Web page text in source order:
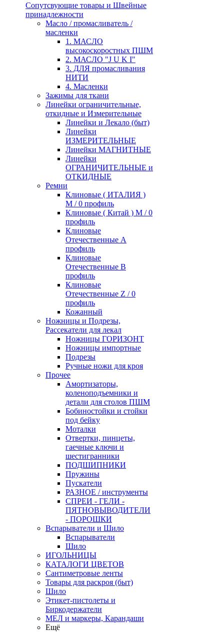
Сопутсвующие товары и Швейные
принадлежности
Масло / промасливатель /
масленки
1. МАСЛО
высокоскоростных ПШМ
2. МАСЛО "J U K I"
3. ДЛЯ промасливания
НИТИ
4. Масленки
Зажимы для ткани
Линейки ограничительные,
откидные и Измерительные
Линейки и Лекало (быт)
Линейки
ИЗМЕРИТЕЛЬНЫЕ
Линейки МАГНИТНЫЕ
Линейки
ОГРАНИЧИТЕЛЬНЫЕ и
ОТКИДНЫЕ
Ремни
Клиновые ( ИТАЛИЯ )
М / 0 профиль
Клиновые ( Китай ) М / 0
профиль
Клиновые
Отечественные А
профиль
Клиновые
Отечественные В
профиль
Клиновые
Отечественные Z / 0
профиль
Кожанный
Ножницы и Подрезы,
Рассекатели для лекал
Ножницы ГОРИЗОНТ
Ножницы импортные
Подрезы
Ручные ножи для кроя
Прочее
Амортизаторы,
коленоподъемники и
детали для столов ПШМ
Бобиностойки и стойки
под бейку
Моталки
Отвертки, пинцеты,
гаечные ключи и
шестигранники
ПОДШИПНИКИ
Пружины
Пускатели
РАЗНОЕ / инструменты
СПРЕИ - ГЕЛИ -
ПЯТНОВЫВОДИТЕЛИ
- ПОРОШКИ
Вспарыватели и Шило
Вспарыватели
Шило
ИГОЛЬНИЦЫ
КАТАЛОГИ ЦВЕТОВ
Сантиметровые ленты
Товары для раскроя (быт)
Шило
Этикет-пистолеты и
Биркодержатели
МЕЛ и маркеры, Карандаши
Ещё